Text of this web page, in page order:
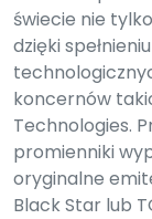
świecie nie
dzięki
koncernów
Technologies.
promienniki
oryginalne
Black Star lub